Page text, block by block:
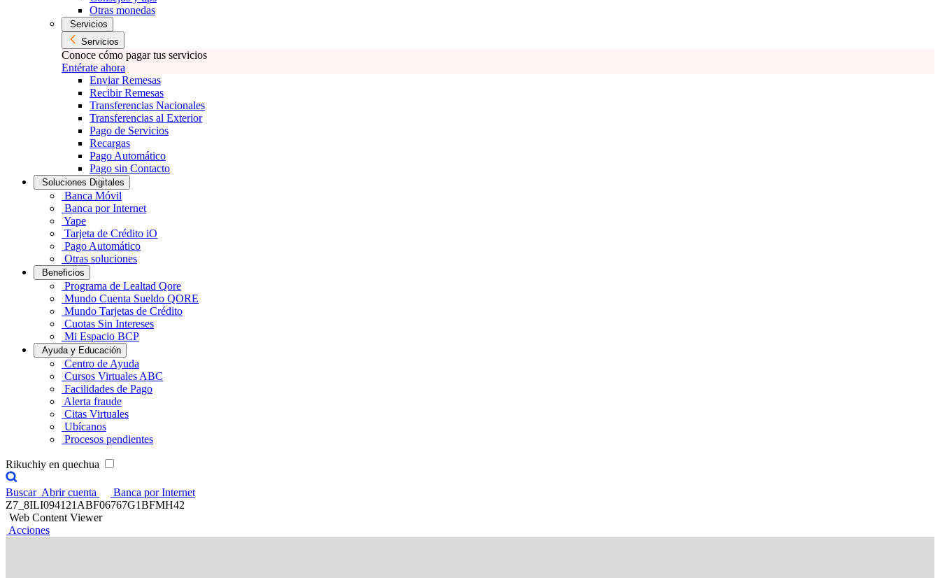
Otras monedas
Servicios
Servicios
Conoce cómo pagar tus servicios
Entérate ahora
Enviar Remesas
Recibir Remesas
Transferencias Nacionales
Transferencias al Exterior
Pago de Servicios
Recargas
Pago Automático
Pago sin Contacto
Soluciones Digitales
Banca Móvil
Banca por Internet
Yape
Tarjeta de Crédito iO
Pago Automático
Otras soluciones
Beneficios
Programa de Lealtad Qore
Mundo Cuenta Sueldo QORE
Mundo Tarjetas de Crédito
Cuotas Sin Intereses
Mi Espacio BCP
Ayuda y Educación
Centro de Ayuda
Cursos Virtuales ABC
Facilidades de Pago
Alerta fraude
Citas Virtuales
Ubícanos
Procesos pendientes
Rikuchiy en quechua
Buscar Abrir cuenta
Banca por Internet
Z7_8ILI094121ABF06767G1BFMH42
Web Content Viewer
Acciones